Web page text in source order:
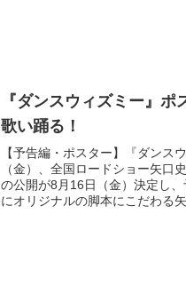
『ダンスウィズミー』
歌い踊る！
【予告編・ポスター】『ダンス
（金）、全国ロードショー矢口
の公開が8月16日（金）決定し
にオリジナルの脚本にこだわる